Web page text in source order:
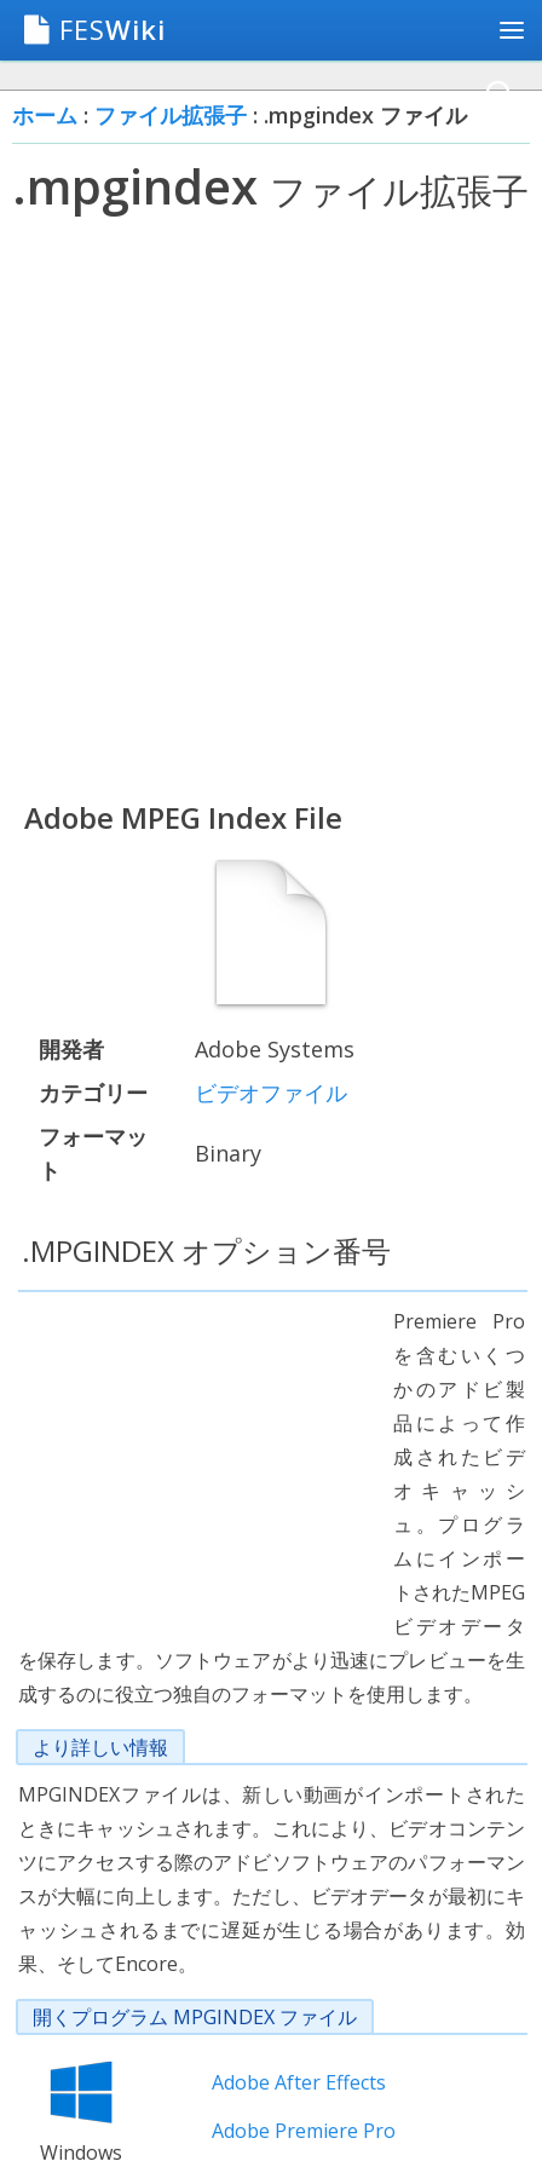
FESWiki
ホーム : ファイル拡張子 : .mpgindex ファイル
.mpgindex ファイル拡張子
Adobe MPEG Index File
開発者
Adobe Systems
カテゴリー
ビデオファイル
フォーマッ
ト
Binary
.MPGINDEX オプション番号
Premiere Pro
を含むいくつ
かのアドビ製
品によって作
成されたビデ
オキャッシ
ュ。プログラ
ムにインポー
トされたMPEG
ビデオデータ
を保存します。ソフトウェアがより迅速にプレビューを生
成するのに役立つ独自のフォーマットを使用します。
より詳しい情報
MPGINDEXファイルは、新しい動画がインポートされた
ときにキャッシュされます。これにより、ビデオコンテン
ツにアクセスする際のアドビソフトウェアのパフォーマン
スが大幅に向上します。ただし、ビデオデータが最初にキ
ャッシュされるまでに遅延が生じる場合があります。効
果、そしてEncore。
開くプログラム MPGINDEX ファイル
Windows
Adobe After Effects
Adobe Premiere Pro